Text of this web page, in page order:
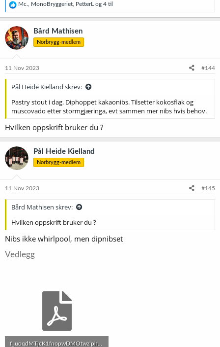
R
e
a
k
s
j
o
e
Mc. MonoBryggeriet PetterL og 4 til
Bård Mathisen
Norbrygg-medlem
11 Nov 2023 #144
Pål Heide Kielland skrev:
Pastry stout i dag. Diphoppet kakaonibs. Tilsetter kokosflak og
muscovado etter stormgjæringa, evt sammen mer nibs hvis behov.
Hvilken oppskrift bruker du ?
Pål Heide Kielland
Norbrygg-medlem
11 Nov 2023 #145
Bård Mathisen skrev:
Hvilken oppskrift bruker du ?
Nibs ikke whirlpool, men dipnibset
Vedlegg